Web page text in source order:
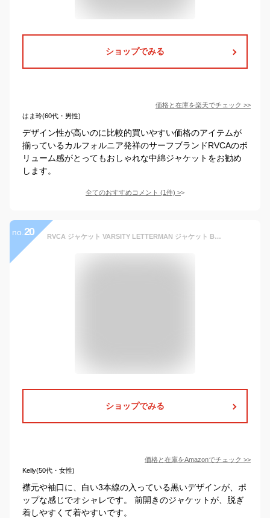
ショップでみる
価格と在庫を楽天でチェック >>
はま玲(60代・男性)
デザイン性が高いのに比較的買いやすい価格のアイテムが
揃っているカルフォルニア発祥のサーフブランドRVCAのボ
リューム感がとってもおしゃれな中綿ジャケットをお勧め
します。
全てのおすすめコメント (1件) >
no. 20 RVCA ジャケット VARSITY LETTERMAN ジャケット BB042768 //ルーカ SPORT メンズ 2021年冬モデル rvca (Medium, ブラック)
ショップでみる
価格と在庫をAmazonでチェック >>
Kelly(50代・女性)
襟元や袖口に、白い3本線の入っている黒いデザインが、ポ
ップな感じでオシャレです。 前開きのジャケットが、脱ぎ
着しやすくて着やすいです。